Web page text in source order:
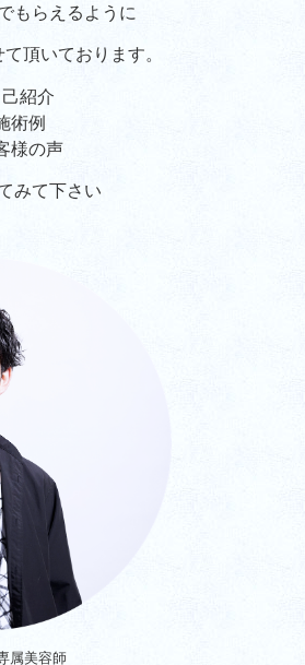
もらえるように
頂いております。
紹介
術例
様の声
みて下さい
属美容師